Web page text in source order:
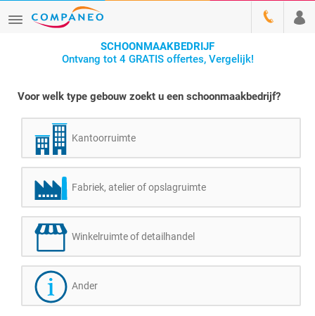
SCHOONMAAKBEDRIJF
Ontvang tot 4 GRATIS offertes, Vergelijk!
Voor welk type gebouw zoekt u een schoonmaakbedrijf?
Kantoorruimte
Fabriek, atelier of opslagruimte
Winkelruimte of detailhandel
Ander